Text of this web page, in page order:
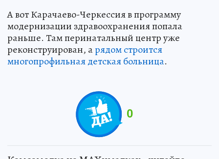
А вот Карачаево-Черкессия в программу
модернизации здравоохранения попала
раньше. Там перинатальный центр уже
реконструирован, арядом строится
многопрофильная детская больница.
0